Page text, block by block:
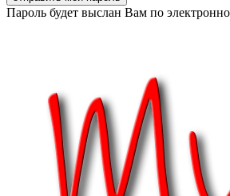
Пароль будет выслан Вам по